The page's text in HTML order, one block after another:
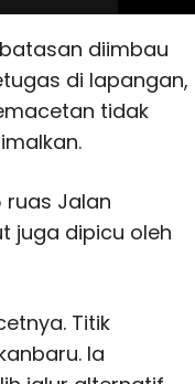
diimbau
di lapangan,
tidak
ruas Jalan
juga dipicu oleh
Titik
Ia